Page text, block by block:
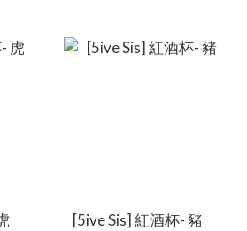
[5ive Sis] 紅酒杯- 豬